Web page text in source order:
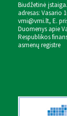
Biudžetinė
adresas: Vasario
vmi@vmi.lt, E.
Duomenys apie
Respublikos
asmenų registre